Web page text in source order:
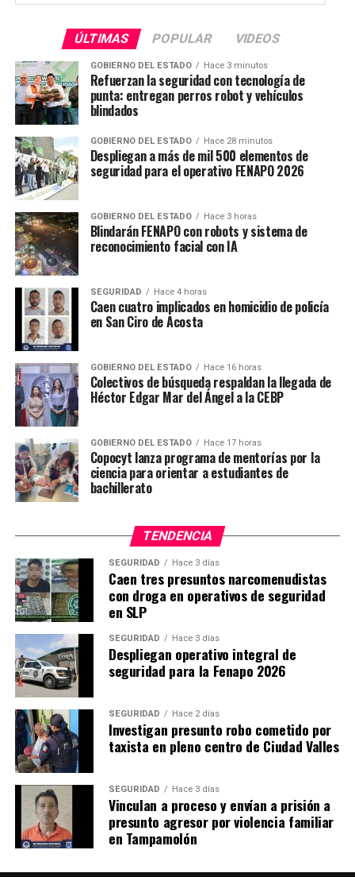
ÚLTIMAS POPULAR VIDEOS
GOBIERNO DEL ESTADO Hace 3 minutos
Refuerzan la seguridad con tecnología de
punta: entregan perros robot y vehículos
blindados
GOBIERNO DEL ESTADO Hace 28 minutos
Despliegan a más de mil 500 elementos de
seguridad para el operativo FENAPO 2026
GOBIERNO DEL ESTADO Hace 3 horas
Blindarán FENAPO con robots y sistema de
reconocimiento facial con IA
SEGURIDAD Hace 4 horas
Caen cuatro implicados en homicidio de policía
en San Ciro de Acosta
GOBIERNO DEL ESTADO Hace 16 horas
Colectivos de búsqueda respaldan la llegada de
Héctor Edgar Mar del Ángel a la CEBP
GOBIERNO DEL ESTADO Hace 17 horas
Copocyt lanza programa de mentorías por la
ciencia para orientar a estudiantes de
bachillerato
TENDENCIA
SEGURIDAD Hace 3 días
Caen tres presuntos narcomenudistas
con droga en operativos de seguridad
en SLP
SEGURIDAD Hace 3 días
Despliegan operativo integral de
seguridad para la Fenapo 2026
SEGURIDAD Hace 2 días
Investigan presunto robo cometido por
taxista en pleno centro de Ciudad Valles
SEGURIDAD Hace 3 días
Vinculan a proceso y envían a prisión a
presunto agresor por violencia familiar
en Tampamolón